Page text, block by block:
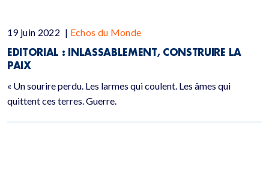
19 juin 2022 | Echos du Monde
EDITORIAL : INLASSABLEMENT, CONSTRUIRE LA
PAIX
« Un sourire perdu. Les larmes qui coulent. Les âmes qui
quittent ces terres. Guerre.